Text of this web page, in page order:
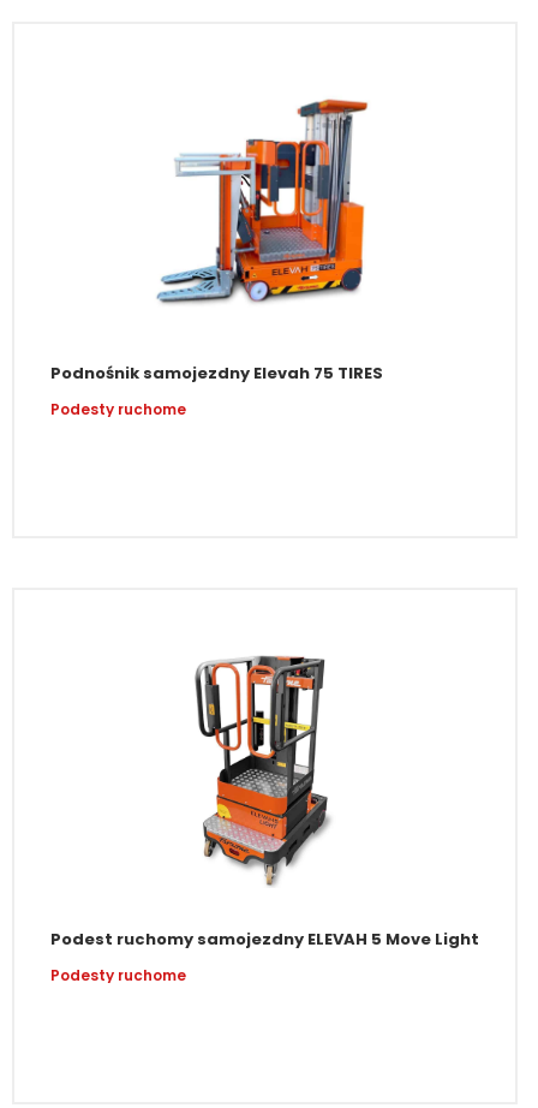
Podnośnik samojezdny Elevah 75 TIRES
Podesty ruchome
Podest ruchomy samojezdny ELEVAH 5 Move Light
Podesty ruchome